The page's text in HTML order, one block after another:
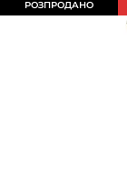
РОЗПРОДАНО